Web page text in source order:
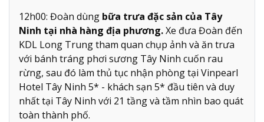
12h00: Đoàn dùng bữa trưa đặc sản của Tây
Ninh tại nhà hàng địa phương.Xe đưa Đoàn đến
KDL Long Trung tham quan chụp ảnh và ăn trưa
với bánh tráng phơi sương Tây Ninh cuốn rau
rừng, sau đó làm thủ tục nhận phòng tại Vinpearl
Hotel Tây Ninh 5* - khách sạn 5* đầu tiên và duy
nhất tại Tây Ninh với 21 tầng và tầm nhìn bao quát
toàn thành phố.